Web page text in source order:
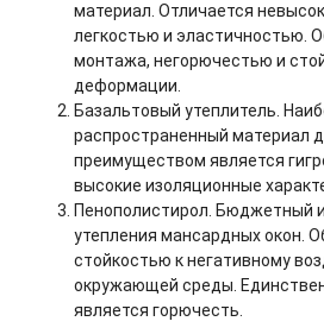
материал. Отличается
легкостью и эластичностью.
монтажа, негорючестью и
деформации.
Базальтовый утеплитель.
распространенный материал
преимуществом является
высокие изоляционные
Пенополистирол. Бюджетный
утепления мансардных окон.
стойкостью к негативному
окружающей среды.
является горючесть.